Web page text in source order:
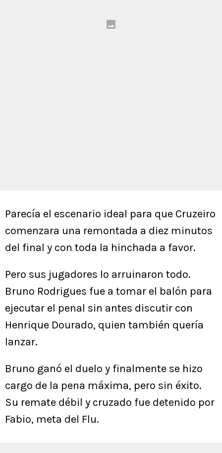
Parecía el escenario ideal para que Cruzeiro
comenzara una remontada a diez minutos
del final y con toda la hinchada a favor.
Pero sus jugadores lo arruinaron todo.
Bruno Rodrigues fue a tomar el balón para
ejecutar el penal sin antes discutir con
Henrique Dourado, quien también quería
lanzar.
Bruno ganó el duelo y finalmente se hizo
cargo de la pena máxima, pero sin éxito.
Su remate débil y cruzado fue detenido por
Fabio, meta del Flu.